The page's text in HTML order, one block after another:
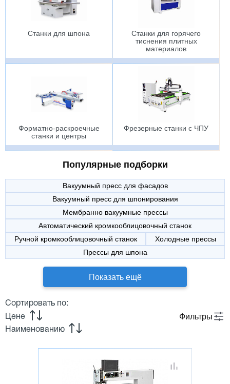
Станки для шпона
Станки для горячего
тиснения плитных
материалов
Форматно-раскроечные
станки и центры
Фрезерные станки с ЧПУ
Популярные подборки
Вакуумный пресс для фасадов
Вакуумный пресс для шпонирования
Мембранно вакуумные прессы
Автоматический кромкооблицовочный станок
Ручной кромкооблицовочный станок
Холодные прессы
Прессы для шпона
Показать ещё
Фильтры
Сортировать по:
Цене
Наименованию